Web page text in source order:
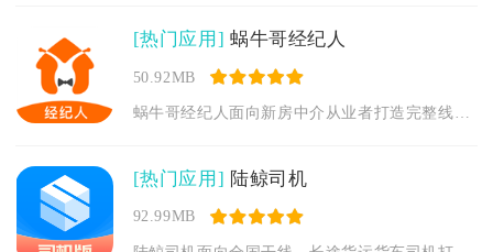
[热门应用] 蜗牛哥经纪人
50.92MB
[热门应用] 陆鲸司机
92.99MB